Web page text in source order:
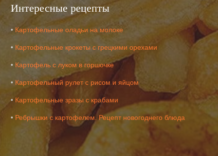
Интересные рецепты
• Картофельные оладьи на молоке
• Картофельные крокеты с грецкими орехами
• Картофель с луком в горшочке
• Картофельный рулет с рисом и яйцом
• Картофельные зразы с крабами
• Ребрышки с картофелем. Рецепт новогоднего блюда